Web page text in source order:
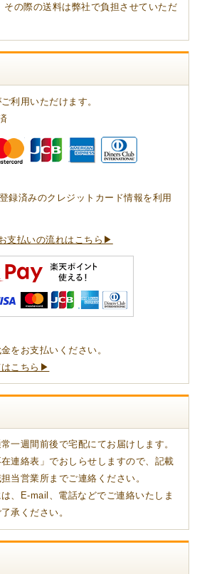
その際の送料は弊社で負担させていただ
利用いただけます。
録済みのクレジットカード情報を利用
支払いの流れはこちら▶
をお支払いください。
はこちら▶
一週間前後で宅配にてお届けします。
連絡表」でおしらせしますので、記載
当営業所までご連絡ください。
、E-mail、電話などでご連絡いたしま
承ください。